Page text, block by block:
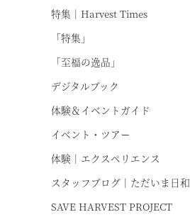
特集｜Harvest Times
「特集」
「至福の逸品」
デジタルブック
体験＆イベントガイド
イベント・ツアー
体験｜エクスペリエンス
スタッフブログ｜ただいま日和
SAVE HARVEST PROJECT